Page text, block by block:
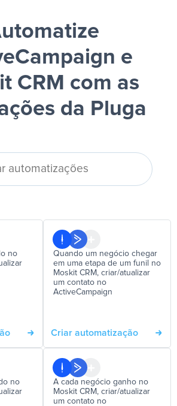
e
CRM com as
da Pluga
no
Quando um negócio chegar
em uma etapa de um funil no
Moskit CRM, criar/atualizar
um contato no
ActiveCampaign
Criar automatização
no
A cada negócio ganho no
Moskit CRM, criar/atualizar
um contato no